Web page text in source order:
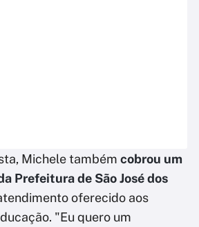
Michele também cobrou um
Prefeitura de São José dos
oferecido aos
"Eu quero um